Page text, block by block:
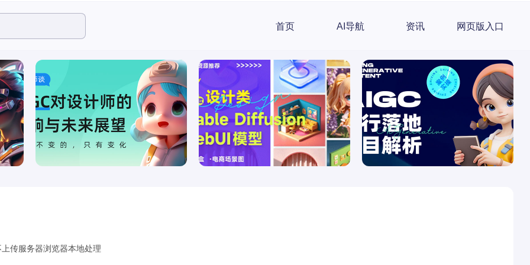
首页 AI导航 资讯 网页版入口
传服务器浏览器本地处理